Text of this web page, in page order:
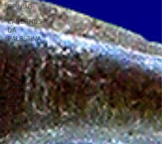
OPINIÃO
CADERNOS
DA
PALESTINA
VOLUME 5
NÚMERO 1 -
2020
VOLUME 5
NÚMERO 2 -
2020
VOLUME 6
NÚMERO 1 -
2021